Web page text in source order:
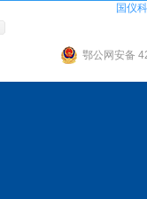
国仪
鄂公网安备